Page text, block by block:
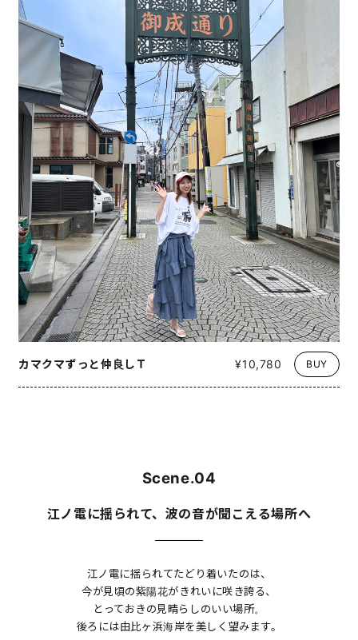
カマクマずっと仲良しＴ ¥10,780 BUY
Scene.04
江ノ電に揺られて、波の音が聞こえる場所へ
江ノ電に揺られてたどり着いたのは、
今が見頃の紫陽花がきれいに咲き誇る、
とっておきの見晴らしのいい場所。
後ろには由比ヶ浜海岸を美しく望みます。